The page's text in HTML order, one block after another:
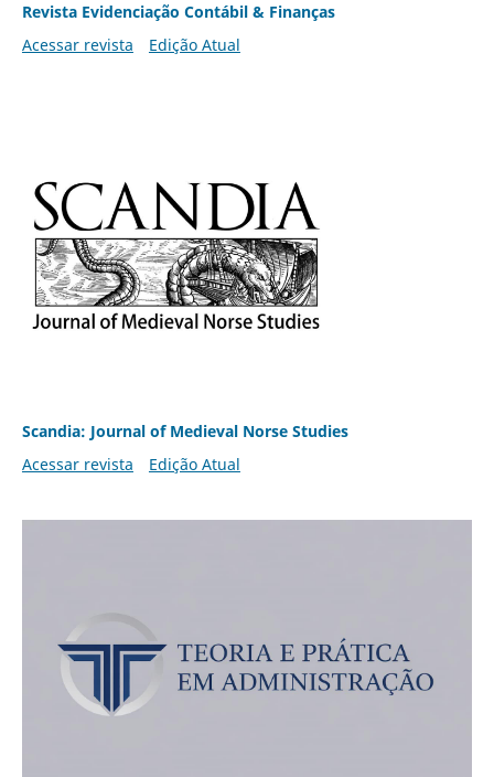
Revista Evidenciação Contábil & Finanças
Acessar revista
Edição Atual
Scandia: Journal of Medieval Norse Studies
Acessar revista
Edição Atual